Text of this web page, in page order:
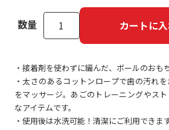
数量 カートに
・接着剤を使わずに編んだ、ボールのおも
・太さのあるコットンロープで歯の汚れ
をマッサージ。あごのトレーニングやス
なアイテムです。
・使用後は水洗可能！清潔にご利用できます